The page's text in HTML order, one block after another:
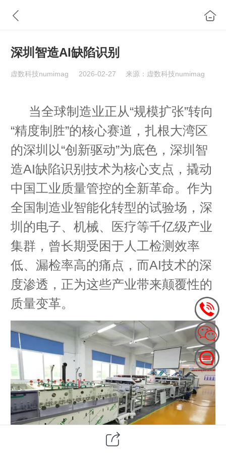
深圳智造AI缺陷识别
虚数科技numimag 2026-02-27 来源：虚数科技numimag
当全球制造业正从“规模扩张”转向
“精度制胜”的核心赛道，扎根大湾区
的深圳以“创新驱动”为底色，深圳智
造AI缺陷识别技术为核心支点，撬动
中国工业质量管控的全新革命。作为
全国制造业智能化转型的试验场，深
圳的电子、机械、医疗等千亿级产业
集群，曾长期受困于人工检测效率
低、漏检率高的痛点，而AI技术的深
度渗透，正为这些产业带来颠覆性的
质量变革。